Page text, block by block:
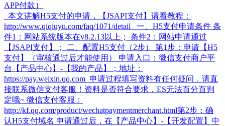
APP付款）
本文讲解H5支付的申请，【JSAPI支付】请看教程：
http://www.qiqiuyu.com/faq/1071/detail 一、H5支付申请条件 条
件1：网站系统版本在v8.2.13以上； 条件2：网站申请通过
【JSAPI支付】； 二、配置H5支付（2步） 第1步：申请【H5
支付】（审核通过后才能使用） 申请入口：微信支付商户平
台【产品中心】-【我的产品】；地址：
https://pay.weixin.qq.com 申请过程填写资料有任何疑问，请直
接联系微信支付客服！资料是否符合要求，ES无法百分百判
定哦~ 微信支付客服：
http://kf.qq.com/product/wechatpaymentmerchant.html​ 第2步：确
认H5支付域名 申请通过后，在【产品中心】-【开发配置】中